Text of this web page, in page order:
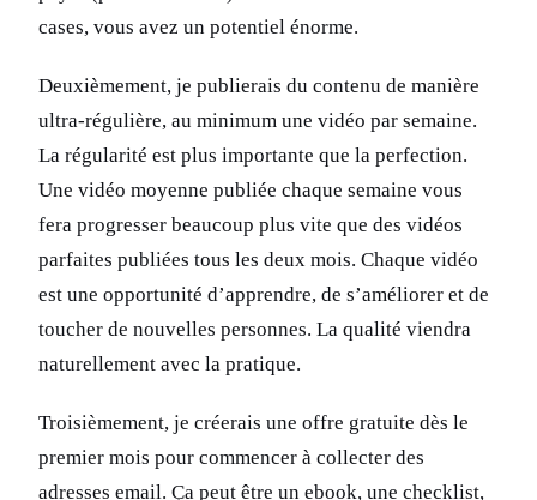
cases, vous avez un potentiel énorme.
Deuxièmement, je publierais du contenu de manière
ultra-régulière, au minimum une vidéo par semaine.
La régularité est plus importante que la perfection.
Une vidéo moyenne publiée chaque semaine vous
fera progresser beaucoup plus vite que des vidéos
parfaites publiées tous les deux mois. Chaque vidéo
est une opportunité d’apprendre, de s’améliorer et de
toucher de nouvelles personnes. La qualité viendra
naturellement avec la pratique.
Troisièmement, je créerais une offre gratuite dès le
premier mois pour commencer à collecter des
adresses email. Ça peut être un ebook, une checklist,